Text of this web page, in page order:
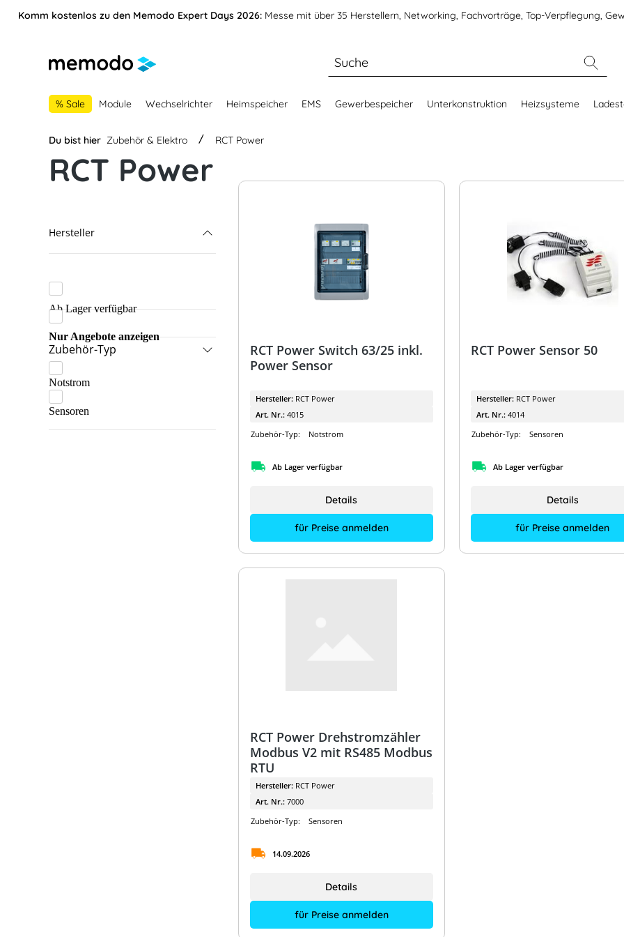
springen Zur Navigation der B2B-Plattform springen
Komm kostenlos zu den Memodo Expert Days 2026: Messe mit über 35 Herstellern, Networking, Fachvorträge, Top-Verpflegung,
% Sale Module Wechselrichter Heimspeicher EMS Gewerbespeicher Unterkonstruktion Heizsysteme
Du bist hier Zubehör & Elektro RCT Power
RCT Power
Hersteller
Bender
Bosch
Cergen
CHINT
DEHN SE
Mehr anzeigen
Ab Lager verfügbar
Nur Angebote anzeigen
Zubehör-Typ
Notstrom
Sensoren
RCT Power Switch 63/25 inkl.
Power Sensor
Hersteller: RCT Power
Art. Nr.: 4015
Zubehör-Typ:
Notstrom
Ab Lager verfügbar
für Preise anmelden
Details
RCT Power Sensor 50
Hersteller: RCT Power
Art. Nr.:4014
Zubehör-Typ:
Sensoren
Ab Lager verfügbar
für Preise anmelden
Details
RCT Power Drehstromzähler
Modbus V2 mit RS485 Modbus
RTU
Hersteller: RCT Power
Art. Nr.: 7000
Zubehör-Typ:
Sensoren
14.09.2026
für Preise anmelden
Details